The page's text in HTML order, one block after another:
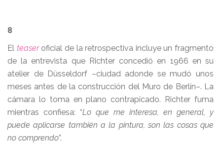
8
El teaseroficial de la retrospectiva incluye un fragmento
de la entrevista que Richter concedió en 1966 en su
atelier de Düsseldorf –ciudad adonde se mudó unos
meses antes de la construcción del Muro de Berlín–. La
cámara lo toma en plano contrapicado. Richter fuma
mientras confiesa: “Lo que me interesa, en general, y
puede aplicarse también a la pintura, son las cosas que
no comprendo”.